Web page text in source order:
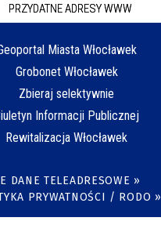
PRZYDATNE ADRESY WWW
Miasta Włocławek
Grobonet Włocławek
Zbieraj selektywnie
Informacji Publicznej
Rewitalizacja Włocławek
DANE TELEADRESOWE »
PRYWATNOŚCI / RODO »